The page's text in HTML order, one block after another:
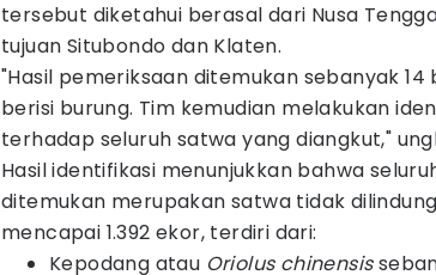
tersebut diketahui berasal dari Nusa
tujuan Situbondo dan Klaten.
"Hasil pemeriksaan ditemukan sebanyak
berisi burung. Tim kemudian melakukan
terhadap seluruh satwa yang diangkut,"
Hasil identifikasi menunjukkan bahwa
ditemukan merupakan satwa tidak
mencapai 1.392 ekor, terdiri dari:
Kepodang atau Oriolus chinensis